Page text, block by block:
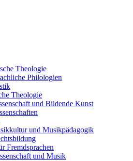
Theologie
Philologien
Theologie
und Bildende Kunst
und Musikpädagogik
Fremdsprachen
und Musik